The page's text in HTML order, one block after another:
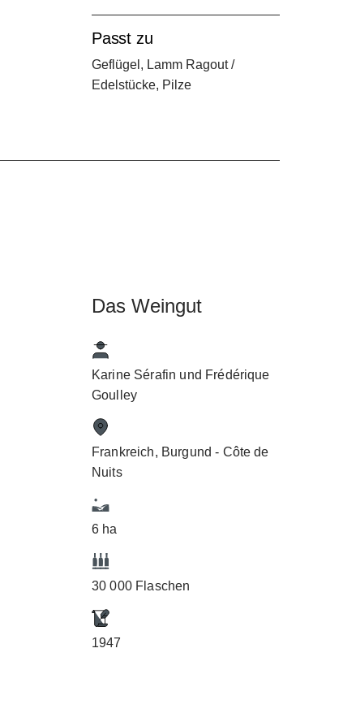
Passt zu
Geflügel, Lamm Ragout /
Edelstücke, Pilze
Das Weingut
Karine Sérafin und Frédérique
Goulley
Frankreich, Burgund - Côte de
Nuits
6 ha
30 000 Flaschen
1947